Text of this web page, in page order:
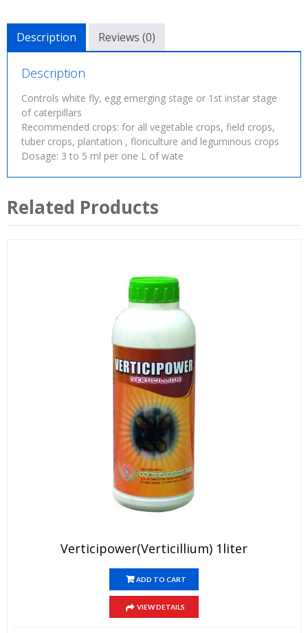
Description Reviews (0)
Description
Controls white fly, egg emerging stage or 1st instar stage
of caterpillars
Recommended crops: for all vegetable crops, field crops,
tuber crops, plantation , floriculture and leguminous crops
Dosage: 3 to 5 ml per one L of wate
Related Products
Verticipower(Verticillium) 1liter
ADD TO CART
VIEW DETAILS